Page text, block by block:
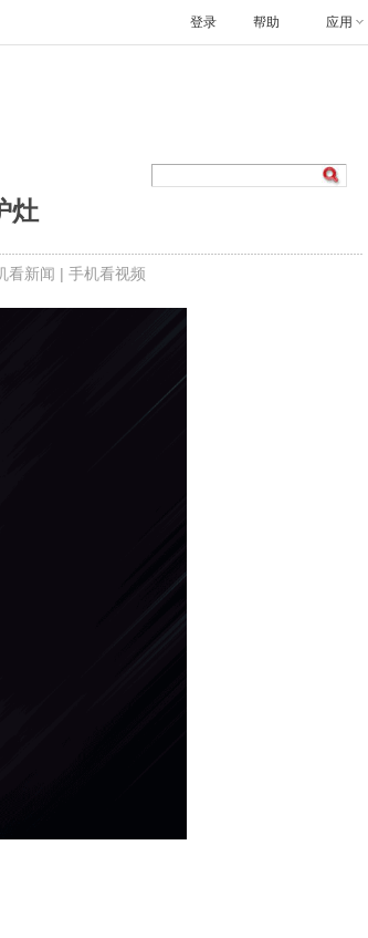
帮助 应用
登录
灶
看新闻 | 手机看视频